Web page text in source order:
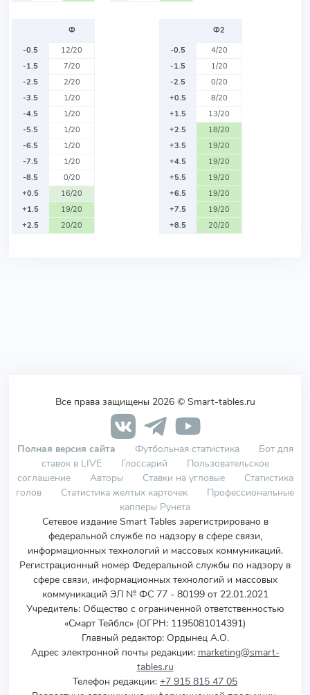
Ф
-0.5
12/20
-1.5
7/20
-2.5
2/20
-3.5
1/20
-4.5
1/20
-5.5
1/20
-6.5
1/20
-7.5
1/20
-8.5
0/20
+0.5
16/20
+1.5
19/20
+2.5
20/20
Ф2
-0.5
4/20
-1.5
1/20
-2.5
0/20
+0.5
8/20
+1.5
13/20
+2.5
18/20
+3.5
19/20
+4.5
19/20
+5.5
19/20
+6.5
19/20
+7.5
19/20
+8.5
20/20
Все права защищены 2026 © Smart-tables.ru
Полная версия сайта Футбольная статистика
Бот для
ставок в LIVE
Глоссарий
Пользовательское
соглашение
Авторы Ставки на угловые
Статистика
голов
Статистика желтых карточек
Профессиональные
капперы Рунета
Сетевое издание Smart Tables зарегистрировано в
федеральной службе по надзору в сфере связи,
информационных технологий и массовых коммуникаций.
Регистрационный номер Федеральной службы по надзору в
сфере связи, информационных технологий и массовых
коммуникаций ЭЛ № ФС 77 - 80199 от 22.01.2021
Учредитель: Общество с ограниченной ответственностью
«Смарт Тейблс» (ОГРН: 1195081014391)
Главный редактор: Ордынец А.О.
Адрес электронной почты редакции: marketing@smart-
tables.ru
Телефон редакции: +7 915 815 47 05